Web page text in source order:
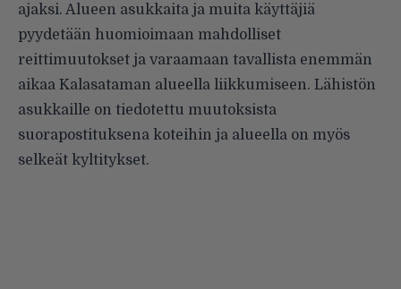
ajaksi. Alueen asukkaita ja muita käyttäjiä
pyydetään huomioimaan mahdolliset
reittimuutokset ja varaamaan tavallista enemmän
aikaa Kalasataman alueella liikkumiseen. Lähistön
asukkaille on tiedotettu muutoksista
suorapostituksena koteihin ja alueella on myös
selkeät kyltitykset.